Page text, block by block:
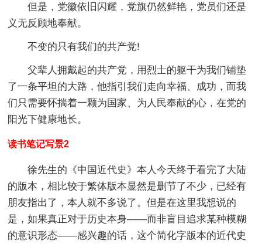
但是，党徽依旧闪耀，党旗仍然鲜艳，党员们还是
义无反顾地奉献。
不变的只有我们的共产党!
父辈人拥戴起的共产党，用烈士的躯干为我们铺垫
了一条平坦的大路，他指引我们走向幸福、成功，而我
们只需要怀揣着一颗为国家、为人民奉献的心，在党的
阳光下健康地长。
读书笔记写景2
徐先生的《中国近代史》本人今天终于看完了大陆
的版本，相比较于繁体版本显然是删节了不少，已经有
朋友指出了，本人就不多说了。但是在这里我想说的
是，如果真正对于历史本身——而非盲目追求某种模糊
的意识形态——感兴趣的话，这个简化字版本的近代史